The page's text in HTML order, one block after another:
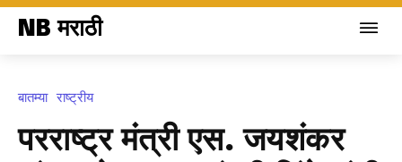
NB मराठी
बातम्या राष्ट्रीय
परराष्ट्र मंत्री एस. जयशंकर